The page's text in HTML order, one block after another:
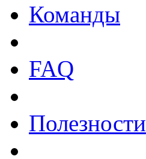
Команды
FAQ
Полезности